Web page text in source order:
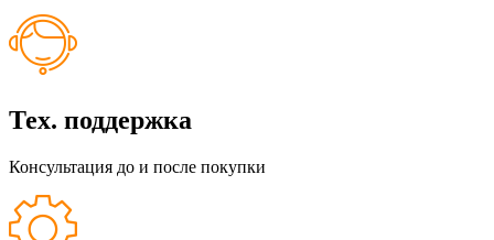
Тех. поддержка
Консультация до и после покупки